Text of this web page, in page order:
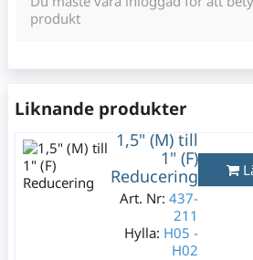
produkt
Liknande produkter
1,5" (M) till
1" (F)
Reducering
Art. Nr:437-
211
Hylla: H05 -
H02